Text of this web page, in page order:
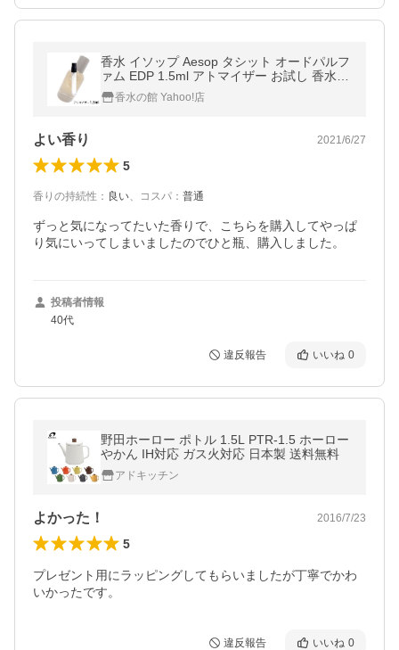
香水 イソップ Aesop タシット オードパルフ
ァム EDP 1.5ml アトマイザー お試し 香水
ユニセックス 人気 ミニ【メール便送料無
料】【4】
香水の館 Yahoo!店
よい香り 2021/6/27
5
香りの持続性 ： 良い、 コスパ ： 普通
ずっと気になってたいた香りで、こちらを購入してやっぱ
り気にいってしまいましたのでひと瓶、購入しました。
投稿者情報
40代
違反報告 いいね 0
野田ホーロー ポトル 1.5L PTR-1.5 ホーロー
やかん IH対応 ガス火対応 日本製 送料無料
アドキッチン
よかった！ 2016/7/23
5
プレゼント用にラッピングしてもらいましたが丁寧でかわ
いかったです。
違反報告 いいね 0